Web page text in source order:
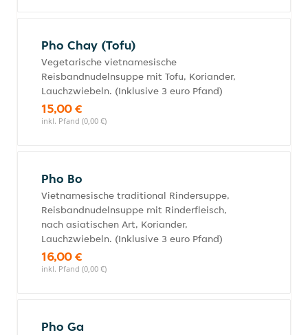
Pho Chay (Tofu)
Vegetarische vietnamesische
Reisbandnudelnsuppe mit Tofu, Koriander,
Lauchzwiebeln. (Inklusive 3 euro Pfand)
15,00 €
inkl. Pfand (0,00 €)
Pho Bo
Vietnamesische traditional Rindersuppe,
Reisbandnudelnsuppe mit Rinderfleisch,
nach asiatischen Art, Koriander,
Lauchzwiebeln. (Inklusive 3 euro Pfand)
16,00 €
inkl. Pfand (0,00 €)
Pho Ga